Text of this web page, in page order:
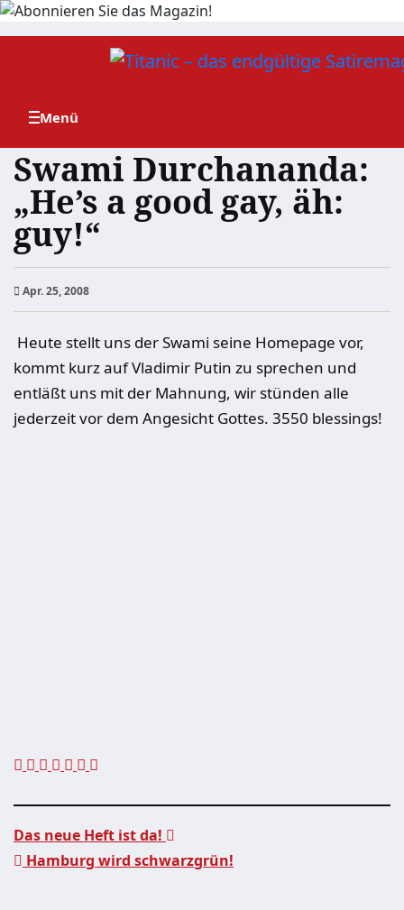
Zum
Swami Durchananda:
„He’s a good gay, äh:
guy!“
Apr. 25, 2008
Heute stellt uns der Swami seine Homepage vor,
kommt kurz auf Vladimir Putin zu sprechen und
entläßt uns mit der Mahnung, wir stünden alle
jederzeit vor dem Angesicht Gottes. 3550 blessings!
Das neue Heft ist da!
Hamburg wird schwarzgrün!